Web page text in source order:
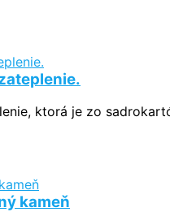
ktorá je zo
kameň